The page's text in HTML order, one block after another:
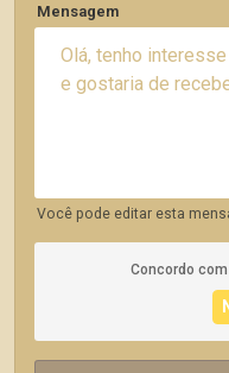
Mensagem
Você pode editar esta
Concordo